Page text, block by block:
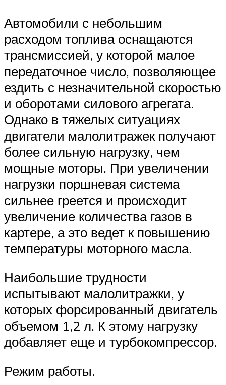
Автомобили с небольшим
расходом топлива оснащаются
трансмиссией, у которой малое
передаточное число, позволяющее
ездить с незначительной скоростью
и оборотами силового агрегата.
Однако в тяжелых ситуациях
двигатели малолитражек получают
более сильную нагрузку, чем
мощные моторы. При увеличении
нагрузки поршневая система
сильнее греется и происходит
увеличение количества газов в
картере, а это ведет к повышению
температуры моторного масла.
Наибольшие трудности
испытывают малолитражки, у
которых форсированный двигатель
объемом 1,2 л. К этому нагрузку
добавляет еще и турбокомпрессор.
Режим работы.